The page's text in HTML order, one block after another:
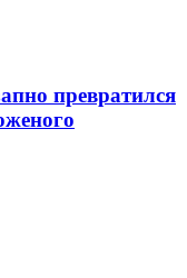
превратился